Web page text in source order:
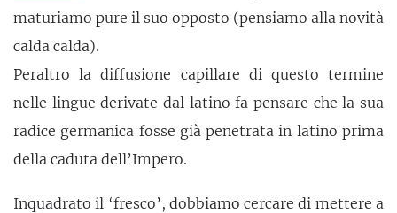
maturiamo pure il suo opposto (pensiamo alla novità
calda calda).
Peraltro la diffusione capillare di questo termine
nelle lingue derivate dal latino fa pensare che la sua
radice germanica fosse già penetrata in latino prima
della caduta dell’Impero.
Inquadrato il ‘fresco’, dobbiamo cercare di mettere a